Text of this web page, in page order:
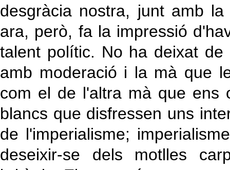
desgràcia nostra, junt amb
ara, però, fa la impressió
talent polític. No ha deixat
amb moderació i la mà que
com el de l'altra mà que ens
blancs que disfressen uns
de l'imperialisme;
deseixir-se dels motlles